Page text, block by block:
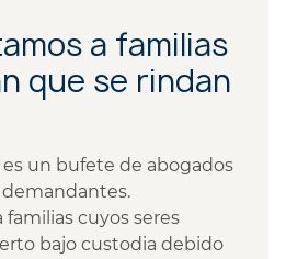
a familias
que se rindan
es un bufete de abogados
cuyos seres
bajo custodia debido